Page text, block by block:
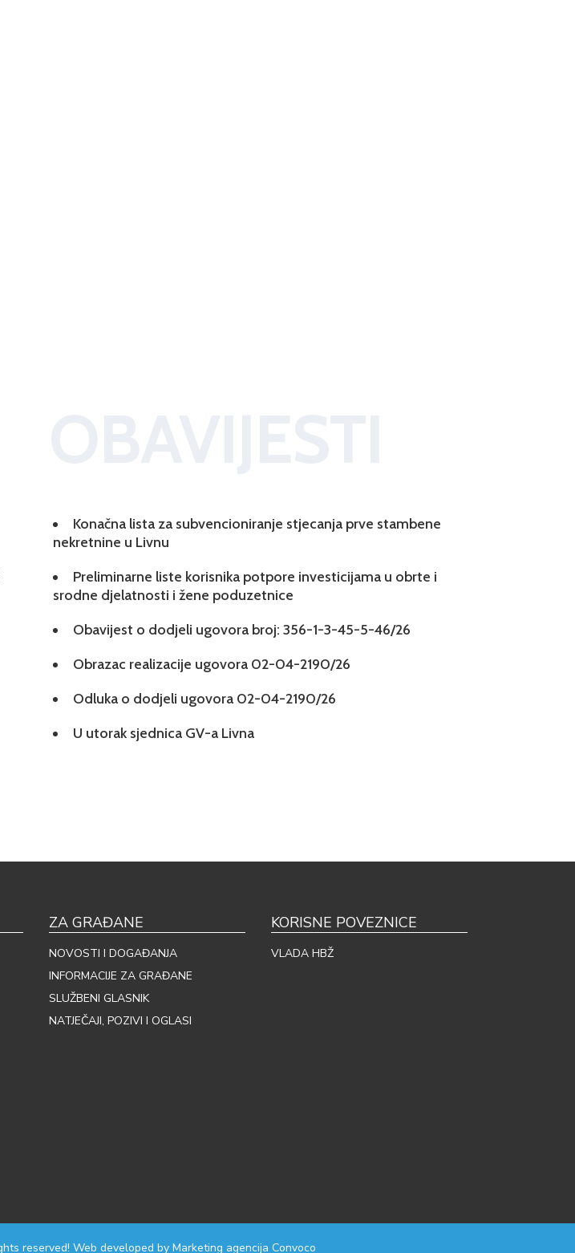
Konačna lista za subvencioniranje stjecanja prve stambene
nekretnine u Livnu
Preliminarne liste korisnika potpore investicijama u obrte i
srodne djelatnosti i žene poduzetnice
Obavijest o dodjeli ugovora broj: 356-1-3-45-5-46/26
Obrazac realizacije ugovora 02-04-2190/26
Odluka o dodjeli ugovora 02-04-2190/26
U utorak sjednica GV-a Livna
ZA GRAĐANE
NOVOSTI I DOGAĐANJA
INFORMACIJE ZA GRAĐANE
SLUŽBENI GLASNIK
NATJEČAJI, POZIVI I OGLASI
KORISNE POVEZNICE
VLADA HBŽ
reserved! Web developed by Marketing agencija Convoco